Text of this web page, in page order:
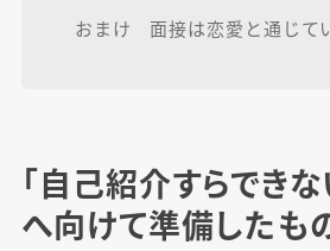
おまけ 面接は恋愛と通じて
「自己紹介すらでき
へ向けて準備したも